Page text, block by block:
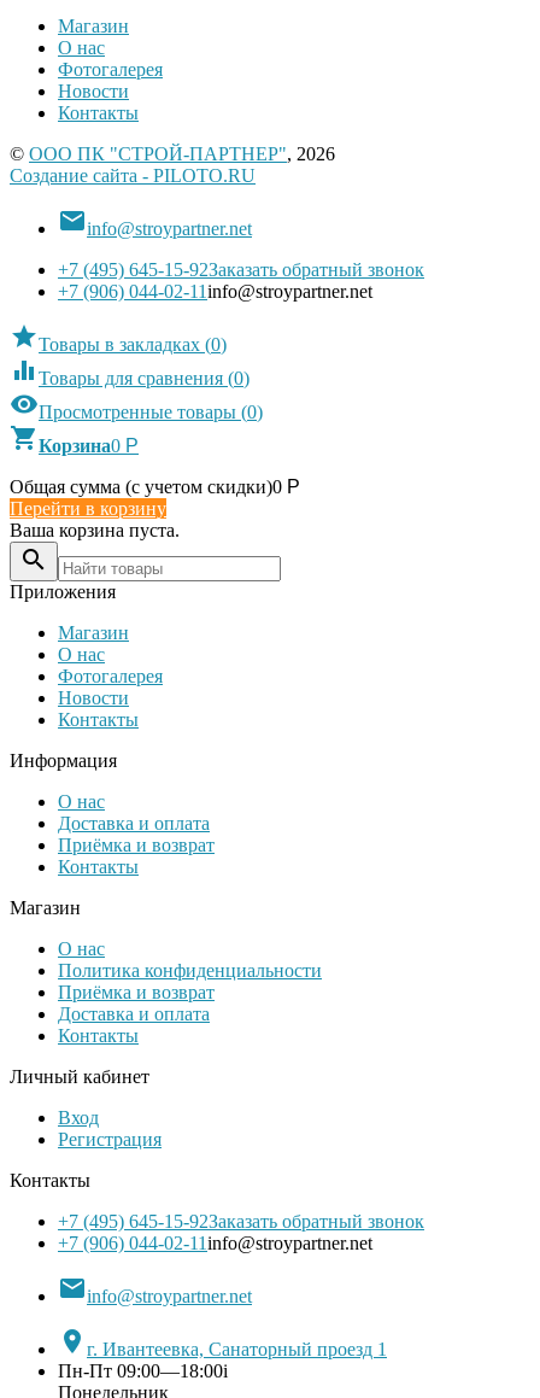
Магазин
О нас
Фотогалерея
Новости
Контакты
© ООО ПК "СТРОЙ-ПАРТНЕР", 2026
Создание сайта - PILOTO.RU
info@stroypartner.net
+7 (495) 645-15-92Заказать обратный звонок
+7 (906) 044-02-11info@stroypartner.net
Товары в закладках (0)
 Товары для сравнения (0)
Просмотренные товары (0)
Корзина0 Р
Общая сумма (с учетом скидки)0 Р
Перейти в корзину
Ваша корзина пуста.

Приложения
Магазин
О нас
Фотогалерея
Новости
Контакты
Информация
О нас
Доставка и оплата
Приёмка и возврат
Контакты
Магазин
О нас
Политика конфиденциальности
Приёмка и возврат
Доставка и оплата
Контакты
Личный кабинет
Вход
Регистрация
Контакты
+7 (495) 645-15-92Заказать обратный звонок
+7 (906) 044-02-11info@stroypartner.net
info@stroypartner.net
 г. Ивантеевка, Санаторный проезд 1
Пн-Пт 09:00—18:00i
Понедельник